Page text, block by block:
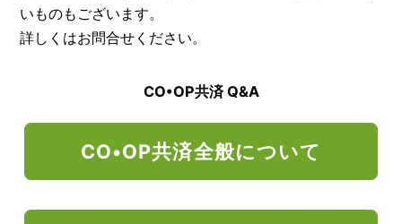
いものもございます。
詳しくはお問合せください。
CO•OP共済 Q&A
CO•OP共済全般について